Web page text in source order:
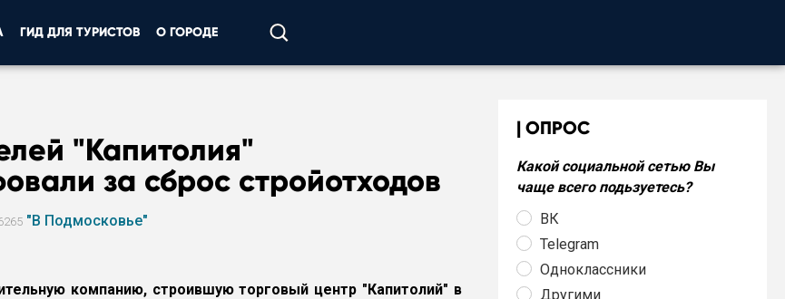
ГИД ДЛЯ ТУРИСТОВ О ГОРОДЕ
"Капитолия"
за сброс стройотходов
"В Подмосковье"
компанию, строившую торговый центр "Капитолий" в
ОПРОС
Какой социальной сетью Вы
чаще всего подьзуетесь?
ВК
Telegram
Одноклассники
Другими